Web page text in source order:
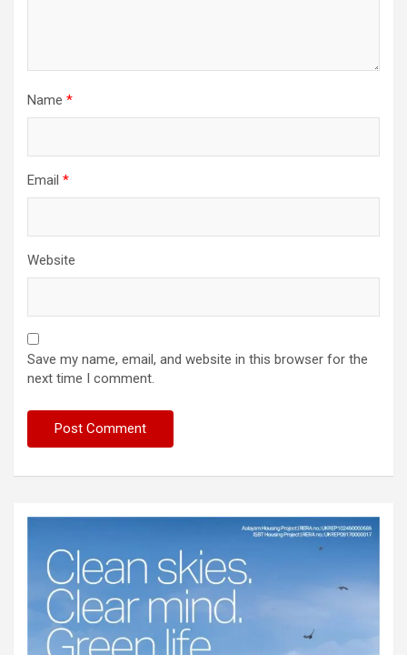
Name *
Email *
Website
Save my name, email, and website in this browser for the
next time I comment.